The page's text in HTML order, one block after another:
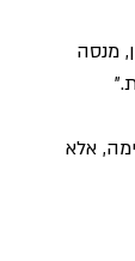
מנסה
אלא